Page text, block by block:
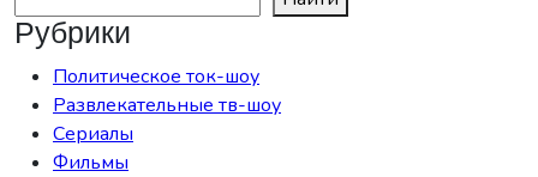
Рубрики
Политическое ток-шоу
Развлекательные тв-шоу
Сериалы
Фильмы